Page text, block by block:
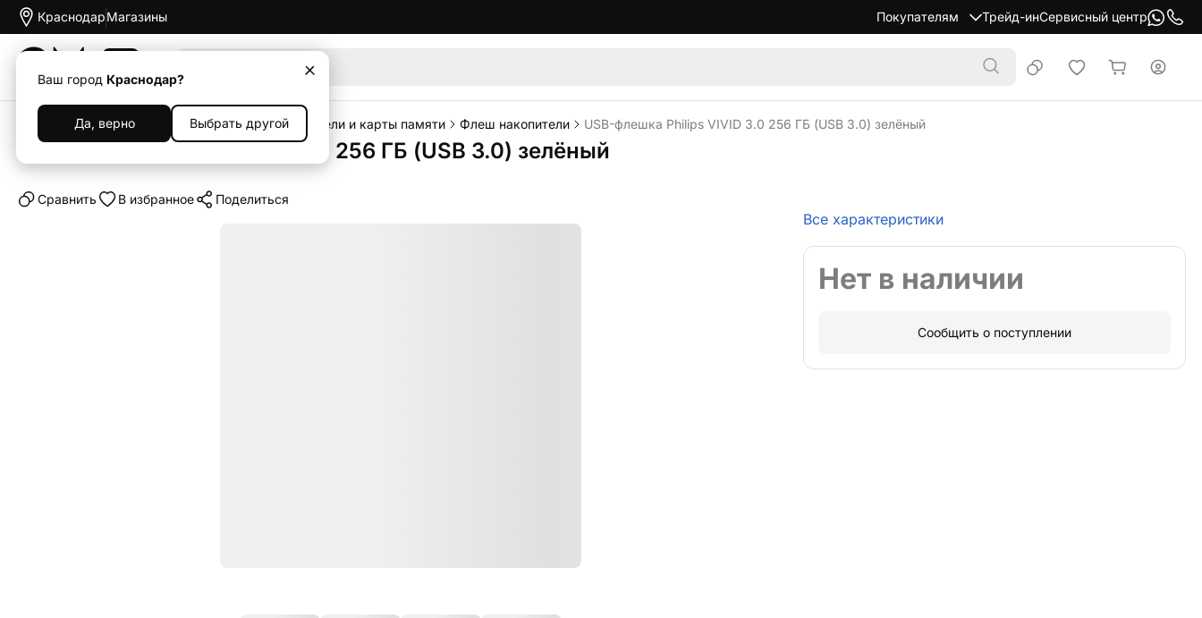
Краснодар
Ваш город Краснодар?
Да, верно Выбрать другой
Магазины Покупателям Трейд-инСервисный центр
Каталог Аксессуары Флеш-накопители и карты памяти Флеш накопители USB-флешка Philips VIVID 3.0 256 ГБ (USB 3.0) зелёный
USB-флешка Philips VIVID 3.0 256 ГБ (USB 3.0) зелёный
Cравнить В избранное Поделиться
Все характеристики
Нет в наличии
Сообщить о поступлении